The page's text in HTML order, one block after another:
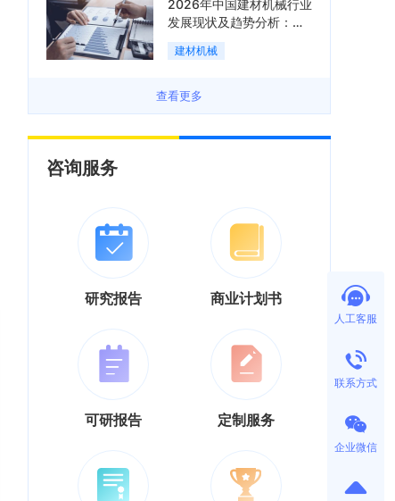
2026年中国建材机械行业
发展现状及趋势分析：企
业加速向“装备+系统+服
务”综合服务商转型「图」
建材机械
查看更多
咨询服务
研究报告 商业计划书
可研报告 定制服务
人工客服
联系方式
企业微信